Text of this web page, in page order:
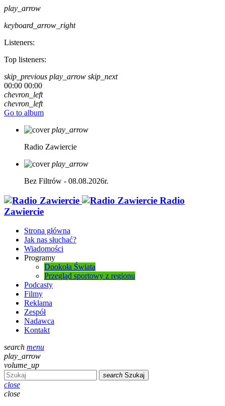
play_arrow
keyboard_arrow_right
Listeners:
Top listeners:
skip_previous play_arrow skip_next
00:00 00:00
chevron_left
chevron_left
Go to album
play_arrow
Radio Zawiercie
play_arrow
Bez Filtrów - 08.08.2026r.
Radio
Zawiercie
Strona główna
Jak nas słuchać?
Wiadomości
Programy
Dookoła Świata
Przegląd sportowy z regionu
Podcasty
Filmy
Reklama
Zespół
Nadawca
Kontakt
search menu
play_arrow
volume_up
search Szukaj
close
close